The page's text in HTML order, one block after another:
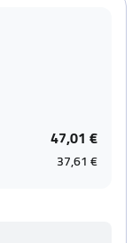
47,01 €
37,61 €